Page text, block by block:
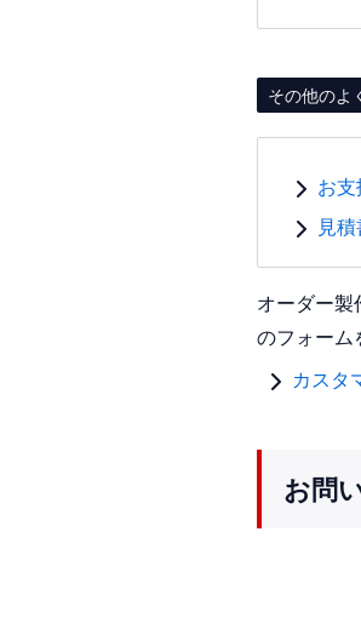
その他のよ
お支
見
オーダー製
のフォーム
カスタ
お問